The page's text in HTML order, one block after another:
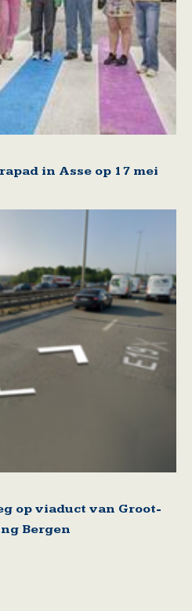
in Asse op 17 mei
op viaduct van Groot-
Bergen